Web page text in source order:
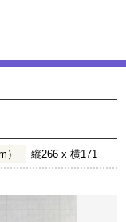
） 縦266 x 横171